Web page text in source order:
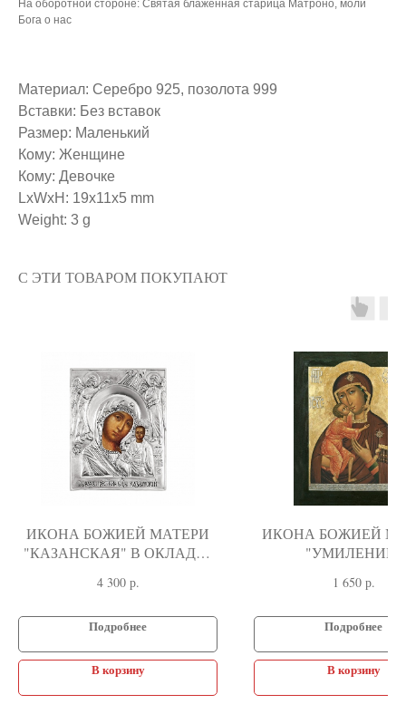
На оборотной стороне: Святая блаженная старица Матроно, моли
Бога о нас
Материал: Серебро 925, позолота 999
Вставки: Без вставок
Размер: Маленький
Кому: Женщине
Кому: Девочке
LxWxH: 19x11x5 mm
Weight: 3 g
С ЭТИ ТОВАРОМ ПОКУПАЮТ
ИКОНА БОЖИЕЙ МАТЕРИ
"КАЗАНСКАЯ" В ОКЛАДЕ -
4 300 р.
Подробнее
В корзину
ИКОНА БОЖИЕЙ
"УМИЛЕНИЕ"
1 650 р.
Подробнее
В корзину